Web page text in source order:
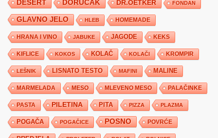
DESERT DORUČAK DR.OETKER FONDAN
GLAVNO JELO HLEB HOMEMADE
HRANA I VINO JABUKE JAGODE KEKS
KIFLICE KOKOS KOLAČ KOLAČI KROMPIR
LEŠNIK LISNATO TESTO MAFINI MALINE
MARMELADA MESO MLEVENO MESO PALAČINKE
PASTA PILETINA PITA PIZZA PLAZMA
POGAČA POGAČICE POSNO POVRĆE